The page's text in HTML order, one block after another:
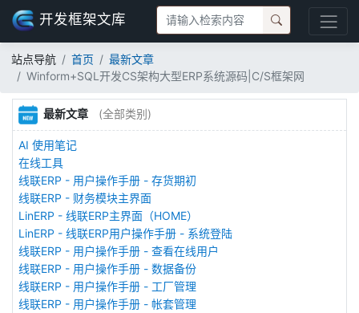
开发框架文库
站点导航 首页
最新文章
Winform+SQL开发CS架构大型ERP系统源码|C/S框架网
最新文章 (全部类别)
AI 使用笔记
在线工具
线联ERP - 用户操作手册 - 存货期初
线联ERP - 财务模块主界面
LinERP - 线联ERP主界面（HOME）
LinERP - 线联ERP用户操作手册 - 系统登陆
线联ERP - 用户操作手册 - 查看在线用户
线联ERP - 用户操作手册 - 数据备份
线联ERP - 用户操作手册 - 工厂管理
线联ERP - 用户操作手册 - 帐套管理